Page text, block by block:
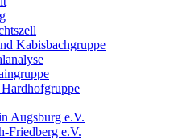
Kabisbachgruppe
Augsburg e.V.
Friedberg e.V.